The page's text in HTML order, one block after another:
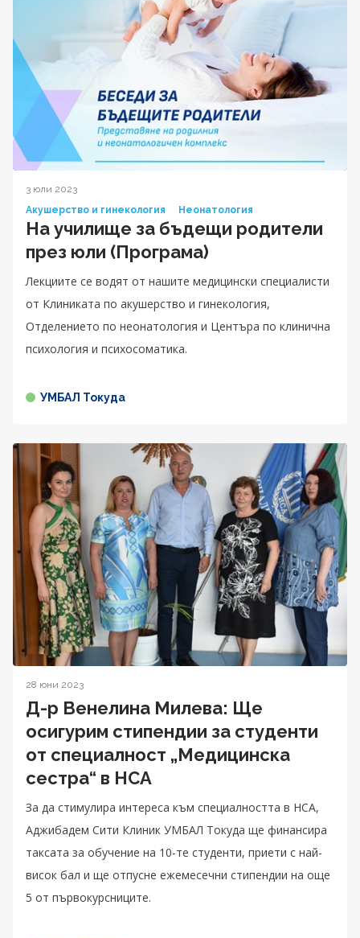
3 юли 2023
Акушерство и гинекология
Неонатология
На училище за бъдещи родители
през юли (Програма)
Лекциите се водят от нашите медицински специалисти
от Клиниката по акушерство и гинекология,
Отделението по неонатология и Центъра по клинична
психология и психосоматика.
УМБАЛ Токуда
28 юни 2023
Д-р Венелина Милева: Ще
осигурим стипендии за студенти
от специалност „Медицинска
сестра“ в НСА
За да стимулира интереса към специалността в НСА,
Аджибадем Сити Клиник УМБАЛ Токуда ще финансира
таксата за обучение на 10-те студенти, приети с най-
висок бал и ще отпусне ежемесечни стипендии на още
5 от първокурсниците.